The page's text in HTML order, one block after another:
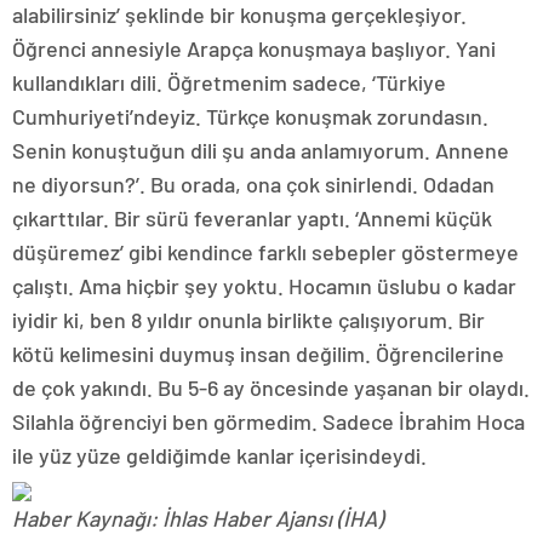
alabilirsiniz’ şeklinde bir konuşma gerçekleşiyor.
Öğrenci annesiyle Arapça konuşmaya başlıyor. Yani
kullandıkları dili. Öğretmenim sadece, ‘Türkiye
Cumhuriyeti’ndeyiz. Türkçe konuşmak zorundasın.
Senin konuştuğun dili şu anda anlamıyorum. Annene
ne diyorsun?’. Bu orada, ona çok sinirlendi. Odadan
çıkarttılar. Bir sürü feveranlar yaptı. ‘Annemi küçük
düşüremez’ gibi kendince farklı sebepler göstermeye
çalıştı. Ama hiçbir şey yoktu. Hocamın üslubu o kadar
iyidir ki, ben 8 yıldır onunla birlikte çalışıyorum. Bir
kötü kelimesini duymuş insan değilim. Öğrencilerine
de çok yakındı. Bu 5-6 ay öncesinde yaşanan bir olaydı.
Silahla öğrenciyi ben görmedim. Sadece İbrahim Hoca
ile yüz yüze geldiğimde kanlar içerisindeydi.
Haber Kaynağı: İhlas Haber Ajansı (İHA)